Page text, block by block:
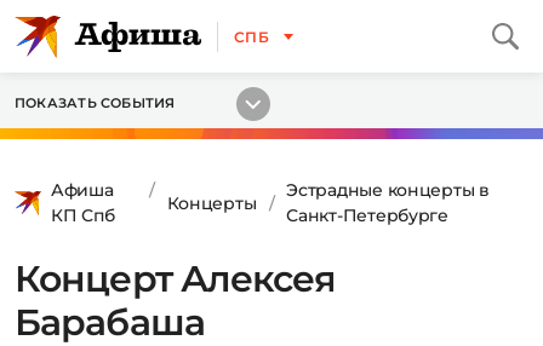
СПБ
ПОКАЗАТЬ СОБЫТИЯ
Афиша
КП Спб
Концерты
Эстрадные концерты в
Санкт-Петербурге
Концерт Алексея
Барабаша